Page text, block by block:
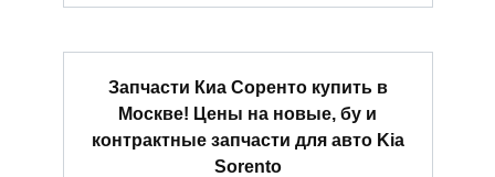
Запчасти Киа Соренто купить в
Москве! Цены на новые, бу и
контрактные запчасти для авто Kia
Sorento